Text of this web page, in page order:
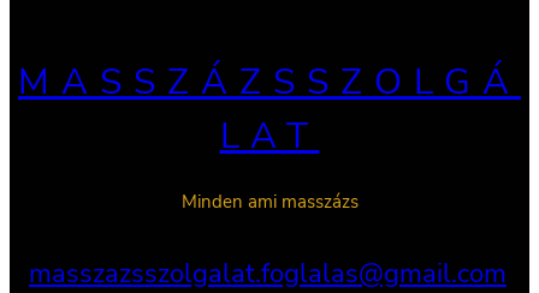
MASSZÁZSSZOLGÁ
LAT
Minden ami masszázs
masszazsszolgalat.foglalas@gmail.com